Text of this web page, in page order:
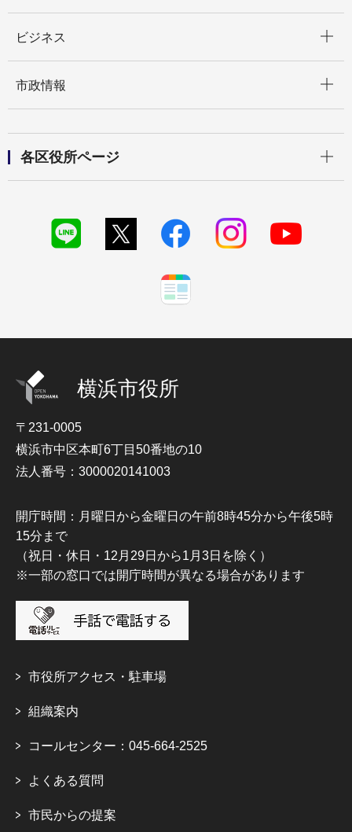
ビジネス
市政情報
各区役所ページ
横浜市役所
〒231-0005
横浜市中区本町6丁目50番地の10
法人番号：3000020141003
開庁時間：月曜日から金曜日の午前8時45分から午後5時
15分まで
（祝日・休日・12月29日から1月3日を除く）
※一部の窓口では開庁時間が異なる場合があります
市役所アクセス・駐車場
組織案内
コールセンター：045-664-2525
よくある質問
市民からの提案